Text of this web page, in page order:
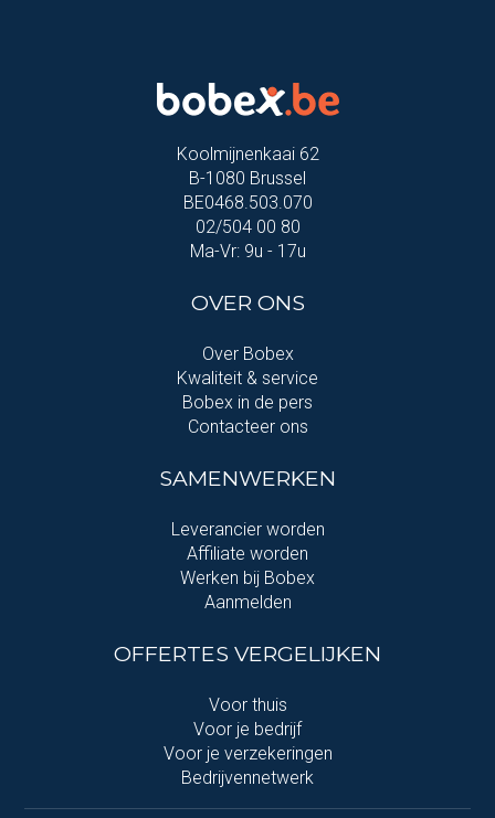
Koolmijnenkaai 62
B-1080 Brussel
BE0468.503.070
02/504 00 80
Ma-Vr: 9u - 17u
OVER ONS
Over Bobex
Kwaliteit & service
Bobex in de pers
Contacteer ons
SAMENWERKEN
Leverancier worden
Affiliate worden
Werken bij Bobex
Aanmelden
OFFERTES VERGELIJKEN
Voor thuis
Voor je bedrijf
Voor je verzekeringen
Bedrijvennetwerk